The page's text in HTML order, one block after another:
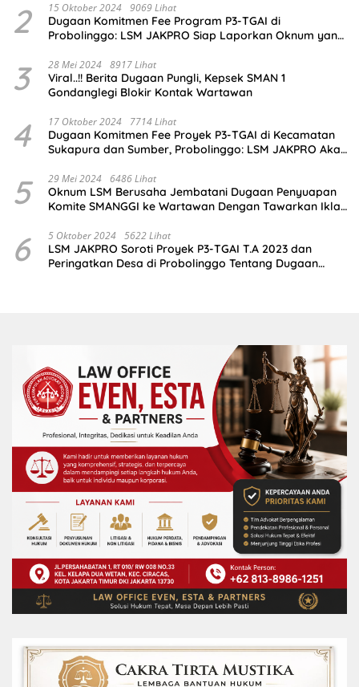
2 15 Oktober 2024 9069 Lihat
Dugaan Komitmen Fee Program P3-TGAI di
Probolinggo: LSM JAKPRO Siap Laporkan Oknum yang
3 28 Mei 2024 8917 Lihat
Viral..!! Berita Dugaan Pungli, Kepsek SMAN 1
Gondanglegi Blokir Kontak Wartawan
4 17 Oktober 2024 7714 Lihat
Dugaan Komitmen Fee Proyek P3-TGAI di Kecamatan
Sukapura dan Sumber, Probolinggo: LSM JAKPRO Akan
5 29 Mei 2024 6486 Lihat
Oknum LSM Berusaha Jembatani Dugaan Penyuapan
Komite SMANGGI ke Wartawan Dengan Tawarkan Iklan
6 5 Oktober 2024 5622 Lihat
LSM JAKPRO Soroti Proyek P3-TGAI T.A 2023 dan
Peringatkan Desa di Probolinggo Tentang Dugaan